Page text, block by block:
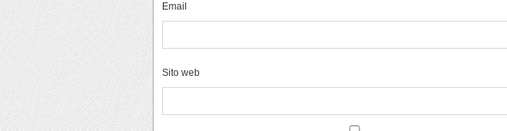
Email
Sito web